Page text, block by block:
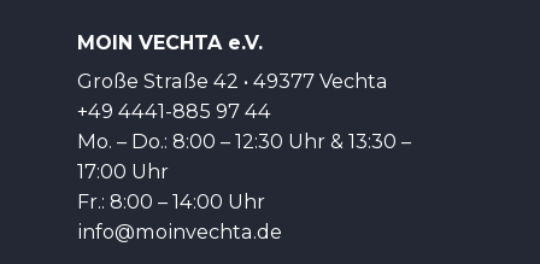
MOIN VECHTA e.V.
Große Straße 42 • 49377 Vechta
+49 4441-885 97 44
Mo. – Do.: 8:00 – 12:30 Uhr & 13:30 –
17:00 Uhr
Fr.: 8:00 – 14:00 Uhr
info@moinvechta.de